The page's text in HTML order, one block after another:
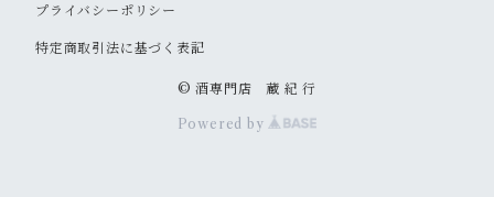
帰山
その他
プライバシーポリシー
特定商取引法に基づく表記
© 酒専門店 蔵 紀 行
Powered by